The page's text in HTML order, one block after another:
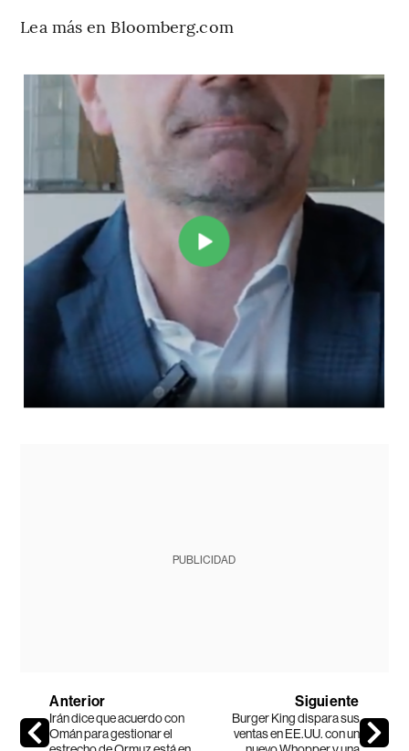
Lea más en Bloomberg.com
PUBLICIDAD
Anterior
Irán dice que acuerdo con
Omán para gestionar el
Siguiente
Burger King dispara sus
ventas en EE.UU. con un